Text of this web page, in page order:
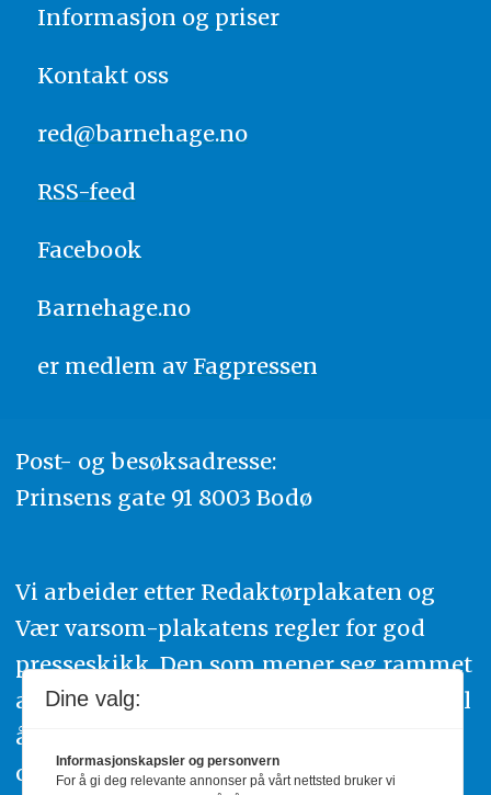
Informasjon og priser
Kontakt oss
red@barnehage.no
RSS-feed
Facebook
Barnehage.no
er medlem av Fagpressen
Post- og besøksadresse:
Prinsens gate 91 8003 Bodø
Vi arbeider etter Redaktørplakaten og
Vær varsom-plakatens regler for god
presseskikk. Den som mener seg rammet
av urettmessig publisering, oppfordres til
å ta kontakt med redaksjonen. Du kan
også klage inn saker til Pressens Faglige
Dine valg:
Informasjonskapsler og personvern
For å gi deg relevante annonser på vårt nettsted bruker vi